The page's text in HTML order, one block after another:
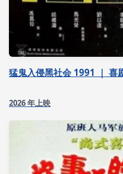
猛鬼入侵黑社会 1991 ｜ 喜
2026 年上映